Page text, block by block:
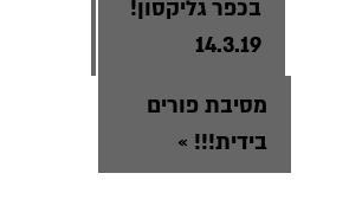
בכפר גליקסון!
14.3.19
מסיבת פורים
בידית!!! »